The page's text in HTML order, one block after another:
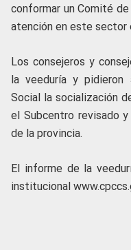
conformar un Comité
atención en este sector
Los consejeros y
la veeduría y pidieron
Social la socialización
el Subcentro revisado
de la provincia.
El informe de la
institucional